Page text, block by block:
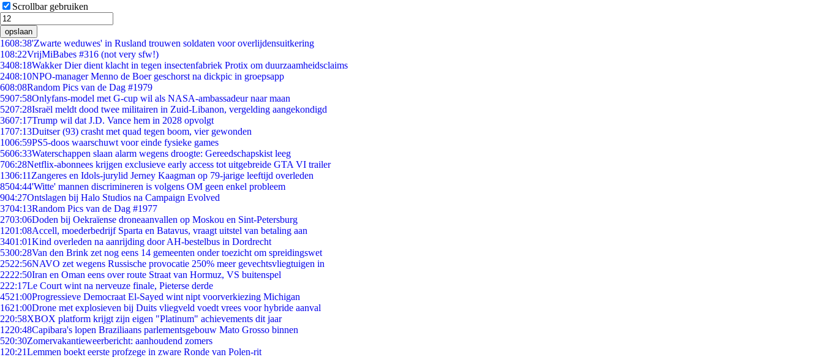
Scrollbar gebruiken
opslaan
1608:38'Zwarte weduwes' in Rusland trouwen soldaten voor overlijdensuitkering
108:22VrijMiBabes #316 (not very sfw!)
3408:18Wakker Dier dient klacht in tegen insectenfabriek Protix om duurzaamheidsclaims
2408:10NPO-manager Menno de Boer geschorst na dickpic in groepsapp
608:08Random Pics van de Dag #1979
5907:58Onlyfans-model met G-cup wil als NASA-ambassadeur naar maan
5207:28Israël meldt dood twee militairen in Zuid-Libanon, vergelding aangekondigd
3607:17Trump wil dat J.D. Vance hem in 2028 opvolgt
1707:13Duitser (93) crasht met quad tegen boom, vier gewonden
1006:59PS5-doos waarschuwt voor einde fysieke games
5606:33Waterschappen slaan alarm wegens droogte: Gereedschapskist leeg
706:28Netflix-abonnees krijgen exclusieve early access tot uitgebreide GTA VI trailer
1306:11 Zangeres en Idols-jurylid Jerney Kaagman op 79-jarige leeftijd overleden
8504:44'Witte' mannen discrimineren is volgens OM geen enkel probleem
904:27Ontslagen bij Halo Studios na Campaign Evolved
3704:13Random Pics van de Dag #1977
2703:06Doden bij Oekraïense droneaanvallen op Moskou en Sint-Petersburg
1201:08Accell, moederbedrijf Sparta en Batavus, vraagt uitstel van betaling aan
3401:01Kind overleden na aanrijding door AH-bestelbus in Dordrecht
5300:28Van den Brink zet nog eens 14 gemeenten onder toezicht om spreidingswet
2522:56NAVO zet wegens Russische provocatie 250% meer gevechtsvliegtuigen in
2222:50Iran en Oman eens over route Straat van Hormuz, VS buitenspel
222:17Le Court wint na nerveuze finale, Pieterse derde
4521:00Progressieve Democraat El-Sayed wint nipt voorverkiezing Michigan
1621:00Drone met explosieven bij Duits vliegveld voedt vrees voor hybride aanval
220:58XBOX platform krijgt zijn eigen "Platinum" achievements dit jaar
1220:48Capibara's lopen Braziliaans parlementsgebouw Mato Grosso binnen
520:30Zomervakantieweerbericht: aanhoudend zomers
1 20:21Lemmen boekt eerste profzege in zware Ronde van Polen-rit